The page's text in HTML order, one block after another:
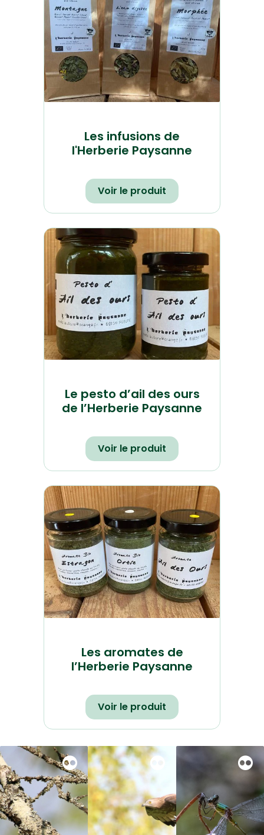
Les infusions de
l'Herberie Paysanne
Voir le produit
Le pesto d’ail des ours
de l’Herberie Paysanne
Voir le produit
Les aromates de
l’Herberie Paysanne
Voir le produit